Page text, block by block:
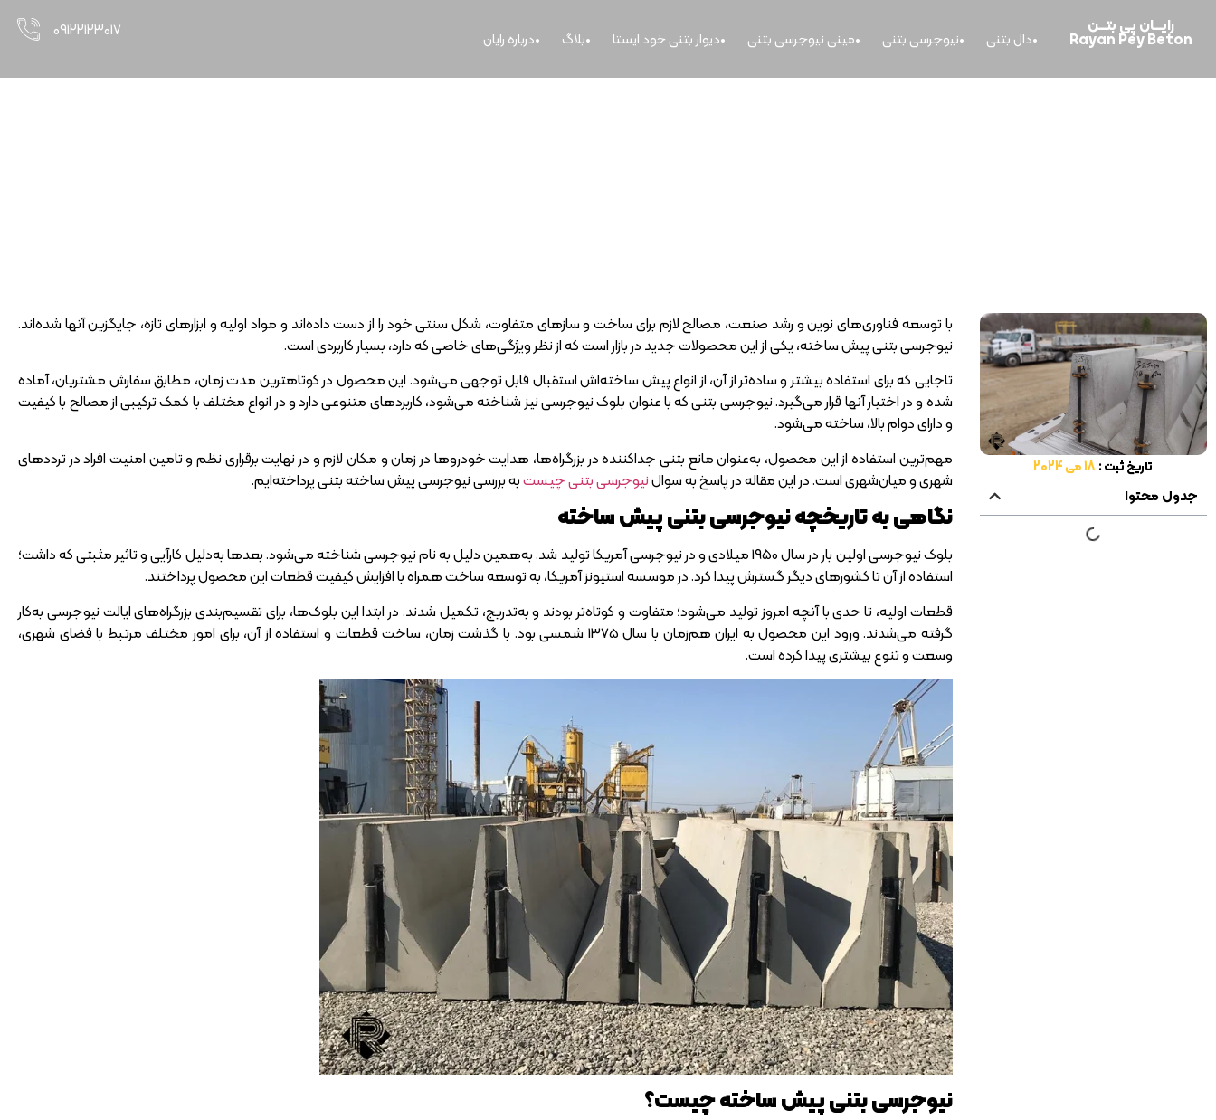
رایــــان پی بتــــن
Rayan Pey Beton دال بتنی نیوجرسی بتنی مینی نیوجرسی بتنی دیوار بتنی خود ایستا بلاگ درباره رایان ۰۹۱۲۲۱۲۳۰۱۷
تاریخ ثبت : 18 می 2024
جدول محتوا
با توسعه فناوری‌های نوین و رشد صنعت، مصالح لازم برای ساخت و سازهای متفاوت، شکل سنتی خود را از دست داده‌اند و مواد اولیه و ابزارهای تازه، جایگزین آنها شده‌اند.
نیوجرسی بتنی پیش ساخته، یکی از این محصولات جدید در بازار است که از نظر ویژگی‌های خاصی که دارد، بسیار کاربردی است.
تاجایی که برای استفاده بیشتر و ساده‌تر از آن، از انواع پیش ساخته‌اش استقبال قابل توجهی می‌شود. این محصول در کوتاهترین مدت زمان، مطابق سفارش مشتریان، آماده
شده و در اختیار آنها قرار می‌گیرد. نیوجرسی بتنی که با عنوان بلوک نیوجرسی نیز شناخته می‌شود، کاربردهای متنوعی دارد و در انواع مختلف با کمک ترکیبی از مصالح با کیفیت
و دارای دوام بالا، ساخته می‌شود.
مهم‌ترین استفاده از این محصول، به‌عنوان مانع بتنی جداکننده در بزرگراه‎‌ها، هدایت خودروها در زمان و مکان لازم و در نهایت برقراری نظم و تامین امنیت افراد در ترددهای
شهری و میان‌شهری است. در این مقاله در پاسخ به سوالنیوجرسی بتنی چیستبه بررسی نیوجرسی پیش ساخته بتنی پرداخته‌ایم.
نگاهی به تاریخچه نیوجرسی بتنی پیش ساخته
بلوک نیوجرسی اولین بار در سال 1950 میلادی و در نیوجرسی آمریکا تولید شد. به‌همین دلیل به نام نیوجرسی شناخته می‌شود. بعدها به‌دلیل کارآیی و تاثیر مثبتی که داشت؛
استفاده از آن تا کشورهای دیگر گسترش پیدا کرد. در موسسه استیونز آمریکا، به توسعه ساخت همراه با افزایش کیفیت قطعات این محصول پرداختند.
قطعات اولیه، تا حدی با آنچه امروز تولید می‌شود؛ متفاوت و کوتاه‌تر بودند و به‌تدریج، تکمیل شدند. در ابتدا این بلوک‌ها، برای تقسیم‌بندی بزرگراه‌های ایالت نیوجرسی به‌کار
گرفته می‌شدند. ورود این محصول به ایران هم‌زمان با سال 1375 شمسی بود. با گذشت زمان، ساخت قطعات و استفاده از آن، برای امور مختلف مرتبط با فضای شهری،
وسعت و تنوع بیشتری پیدا کرده است.
نیوجرسی بتنی پیش ساخته چیست؟